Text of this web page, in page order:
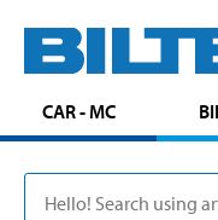
CAR - MC